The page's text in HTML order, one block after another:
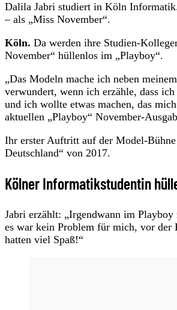
Dalila Jabri studiert in Köln
– als „Miss November“.
Köln. Da werden ihre Studien-
November“ hüllenlos im „Playboy“.
„Das Modeln mache ich neben
verwundert, wenn ich erzähle, dass
und ich wollte etwas machen, das
aktuellen „Playboy“ November-
Ihr erster Auftritt auf der Model-
Deutschland“ von 2017.
Kölner Informatikstudentin
Jabri erzählt: „Irgendwann im
es war kein Problem für mich, vor der
hatten viel Spaß!“